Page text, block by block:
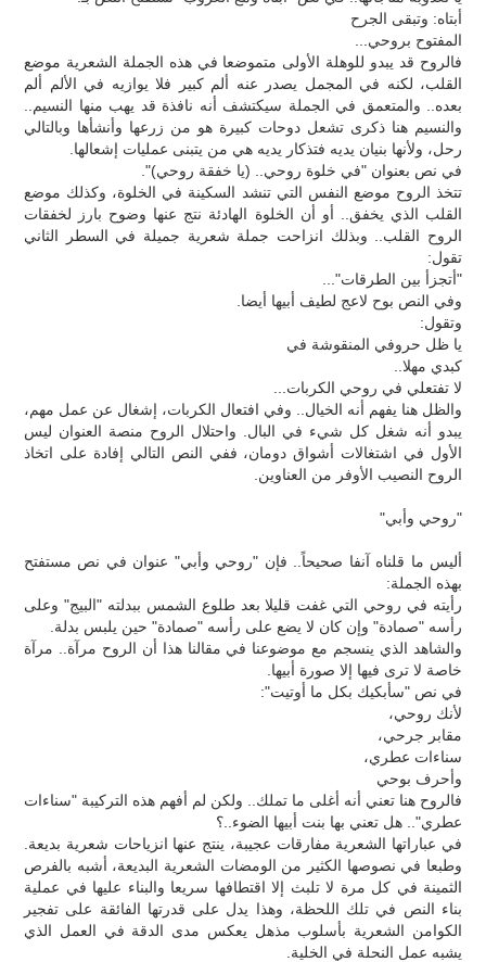
أبتاه: وتبقى الجرح
المفتوح بروحي...
فالروح قد يبدو للوهلة الأولى متموضعا في هذه الجملة الشعرية موضع
القلب، لكنه في المجمل يصدر عنه ألم كبير فلا يوازيه في الألم ألم
بعده.. والمتعمق في الجملة سيكتشف أنه نافذة قد يهب منها النسيم..
والنسيم هنا ذكرى تشعل دوحات كبيرة هو من زرعها وأنشأها وبالتالي
رحل، ولأنها بنيان يديه فتذكار يديه هي من يتبنى عمليات إشعالها.
في نص بعنوان "في خلوة روحي.. (يا خفقة روحي)".
تتخذ الروح موضع النفس التي تنشد السكينة في الخلوة، وكذلك موضع
القلب الذي يخفق.. أو أن الخلوة الهادئة نتج عنها وضوح بارز لخفقات
الروح القلب.. وبذلك انزاحت جملة شعرية جميلة في السطر الثاني
تقول:
"أتجزأ بين الطرقات"...
وفي النص بوح لاعج لطيف أبيها أيضا.
وتقول:
يا ظل حروفي المنقوشة في
كبدي مهلا..
لا تفتعلي في روحي الكربات...
والظل هنا يفهم أنه الخيال.. وفي افتعال الكربات، إشغال عن عمل مهم،
يبدو أنه شغل كل شيء في البال. واحتلال الروح منصة العنوان ليس
الأول في اشتغالات أشواق دومان، ففي النص التالي إفادة على اتخاذ
الروح النصيب الأوفر من العناوين.
"روحي وأبي"
أليس ما قلناه آنفا صحيحاً.. فإن "روحي وأبي" عنوان في نص مستفتح
بهذه الجملة:
رأيته في روحي التي غفت قليلا بعد طلوع الشمس ببدلته "البيج" وعلى
رأسه "صمادة" وإن كان لا يضع على رأسه "صمادة" حين يلبس بدلة.
والشاهد الذي ينسجم مع موضوعنا في مقالنا هذا أن الروح مرآة.. مرآة
خاصة لا ترى فيها إلا صورة أبيها.
في نص "سأبكيك بكل ما أوتيت":
لأنك روحي،
مقابر جرحي،
سناءات عطري،
وأحرف بوحي
فالروح هنا تعني أنه أغلى ما تملك.. ولكن لم أفهم هذه التركيبة "سناءات
عطري".. هل تعني بها بنت أبيها الضوء..؟
في عباراتها الشعرية مفارقات عجيبة، ينتج عنها انزياحات شعرية بديعة.
وطبعا في نصوصها الكثير من الومضات الشعرية البديعة، أشبه بالفرص
الثمينة في كل مرة لا تلبث إلا اقتطافها سريعا والبناء عليها في عملية
بناء النص في تلك اللحظة، وهذا يدل على قدرتها الفائقة على تفجير
الكوامن الشعرية بأسلوب مذهل يعكس مدى الدقة في العمل الذي
يشبه عمل النحلة في الخلية.